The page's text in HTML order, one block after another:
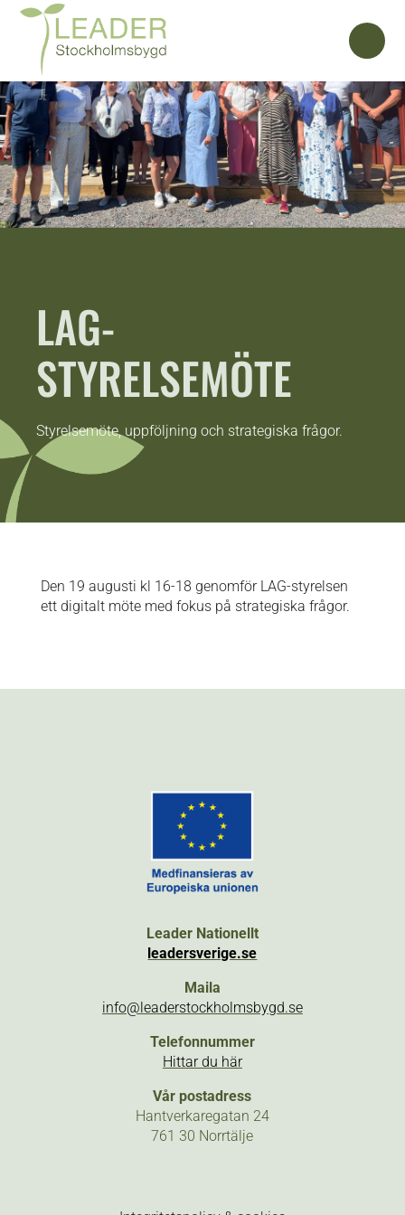
LAG-
STYRELSEMÖTE
Styrelsemöte, uppföljning och strategiska frågor.
Den 19 augusti kl 16-18 genomför LAG-styrelsen
ett digitalt möte med fokus på strategiska frågor.
Leader Nationellt
leadersverige.se
Maila
info@leaderstockholmsbygd.se
Telefonnummer
Hittar du här
Vår postadress
Hantverkaregatan 24
761 30 Norrtälje